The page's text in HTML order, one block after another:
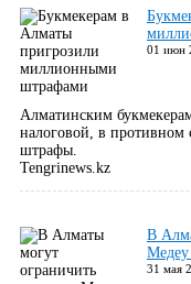
01 июн
Алматинским
налоговой, в
штрафы.
Tengrinews.kz
В
Медеу
31 мая